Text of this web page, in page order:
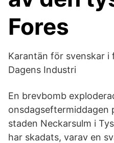
Fores
Karantän för svenskar
Dagens Industri
En brevbomb
onsdagseftermiddagen
staden Neckarsulm i
har skadats, varav en